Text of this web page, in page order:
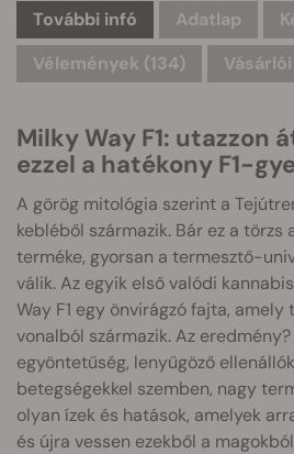
További infó Adatlap
Vélemények (134)
Milky Way F1: utazzon
ezzel a hatékony F1-
A görög mitológia szerint a
kebléből származik. Bár ez a törzs
terméke, gyorsan a termesztő-
válik. Az egyik első valódi
Way F1 egy önvirágzó fajta,
vonalból származik. Az
egyöntetűség, lenyűgöző
betegségekkel szemben, nagy
olyan ízek és hatások, amelyek
és újra vessen ezekből a